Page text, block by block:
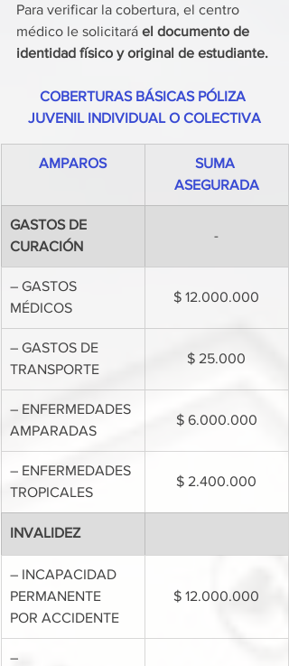
Para verificar la cobertura, el centro
médico le solicitará el documento de
identidad físico y original de estudiante.
COBERTURAS BÁSICAS PÓLIZA
JUVENIL INDIVIDUAL O COLECTIVA
AMPAROS
SUMA
ASEGURADA
GASTOS DE
CURACIÓN
-
– GASTOS
MÉDICOS
$ 12.000.000
– GASTOS DE
TRANSPORTE
$ 25.000
– ENFERMEDADES
AMPARADAS
$ 6.000.000
– ENFERMEDADES
TROPICALES
$ 2.400.000
INVALIDEZ
– INCAPACIDAD
PERMANENTE
POR ACCIDENTE
$ 12.000.000
–